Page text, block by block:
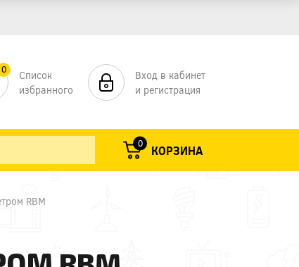
0
Список
избранного
Вход в кабинет
и регистрация
0 КОРЗИНА
RBM